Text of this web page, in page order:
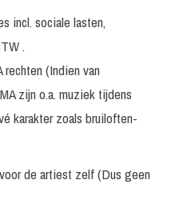
geluid
Excl. techniek /
geluid
Excl. techniek /
geluid
Prijs op
aanvraag
incl. sociale lasten,
.
(Indien van
zijn o.a. muziek tijdens
karakter zoals bruiloften-
de artiest zelf (Dus geen